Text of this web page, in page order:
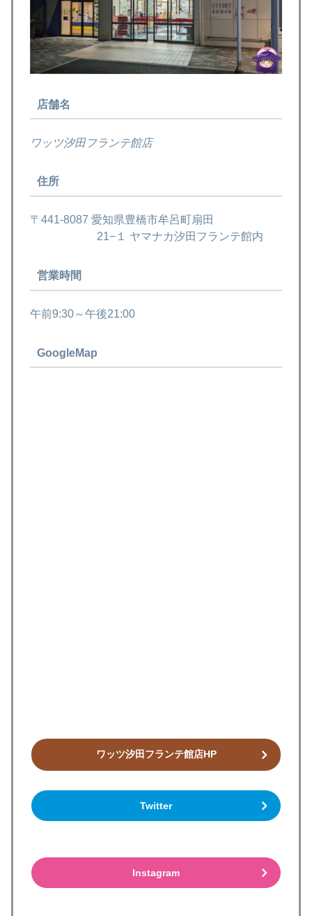
店舗名
ワッツ汐田フランテ館店
住所
〒441-8087 愛知県豊橋市牟呂町扇田
21−１ ヤマナカ汐田フランテ館内
営業時間
午前9:30～午後21:00
GoogleMap
ワッツ汐田フランテ館店HP
Twitter
Instagram